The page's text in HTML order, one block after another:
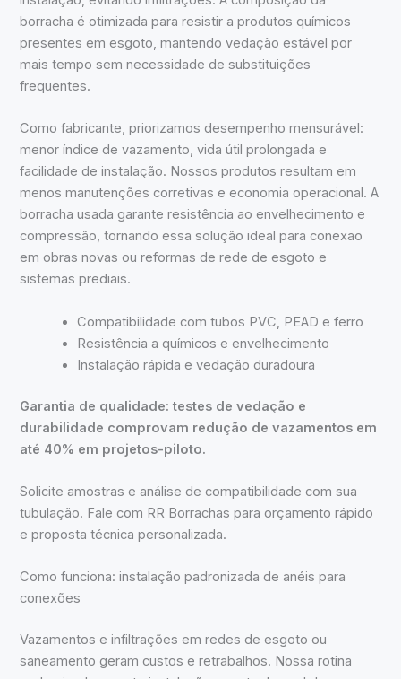
borracha é otimizada para resistir a produtos químicos
presentes em esgoto, mantendo vedação estável por
mais tempo sem necessidade de substituições
frequentes.
Como fabricante, priorizamos desempenho mensurável:
menor índice de vazamento, vida útil prolongada e
facilidade de instalação. Nossos produtos resultam em
menos manutenções corretivas e economia operacional. A
borracha usada garante resistência ao envelhecimento e
compressão, tornando essa solução ideal para conexao
em obras novas ou reformas de rede de esgoto e
sistemas prediais.
Compatibilidade com tubos PVC, PEAD e ferro
Resistência a químicos e envelhecimento
Instalação rápida e vedação duradoura
Garantia de qualidade: testes de vedação e
durabilidade comprovam redução de vazamentos em
até 40% em projetos-piloto.
Solicite amostras e análise de compatibilidade com sua
tubulação. Fale com RR Borrachas para orçamento rápido
e proposta técnica personalizada.
Como funciona: instalação padronizada de anéis para
conexões
Vazamentos e infiltrações em redes de esgoto ou
saneamento geram custos e retrabalhos. Nossa rotina